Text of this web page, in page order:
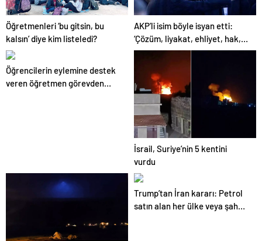
Öğretmenleri ‘bu gitsin, bu
kalsın’ diye kim listeledi?
AKP’li isim böyle isyan etti:
‘Çözüm, liyakat, ehliyet, hak,
adalet’
Öğrencilerin eylemine destek
veren öğretmen görevden
İsrail, Suriye’nin 5 kentini
vurdu
Trump’tan İran kararı: Petrol
satın alan her ülke veya şahsa